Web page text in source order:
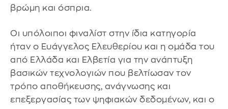
βρώμη και όσπρια.
Οι υπόλοιποι φιναλίστ στην ίδια κατηγορία
ήταν ο Ευάγγελος Ελευθερίου και η ομάδα του
από Ελλάδα και Ελβετία για την ανάπτυξη
βασικών τεχνολογιών που βελτίωσαν τον
τρόπο αποθήκευσης, ανάγνωσης και
επεξεργασίας των ψηφιακών δεδομένων, και ο